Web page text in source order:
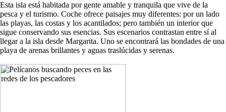
Esta isla está habitada por gente amable y tranquila que vive de la
pesca y el turismo. Coche ofrece paisajes muy diferentes: por un lado
las playas, las costas y los acantilados; pero también un interior que
sigue conservando sus esencias. Sus escenarios contrastan entre sí al
llegar a la isla desde Margarita. Uno se encontrará las bondades de una
playa de arenas brillantes y aguas traslúcidas y serenas.